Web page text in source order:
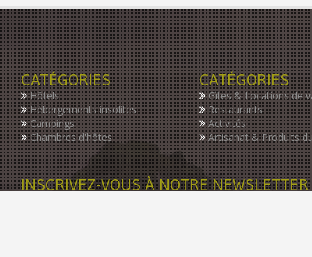
CATÉGORIES
Hôtels
Hébergements insolites
Campings
Chambres d'hôtes
CATÉGORIES
Gîtes & Locations de
Restaurants
Activités
Artisanat & Produits
INSCRIVEZ-VOUS À NOTRE NEWSLETTER